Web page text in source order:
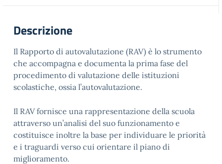
Descrizione
Il Rapporto di autovalutazione (RAV) è lo strumento
che accompagna e documenta la prima fase del
procedimento di valutazione delle istituzioni
scolastiche, ossia l’autovalutazione.
Il RAV fornisce una rappresentazione della scuola
attraverso un’analisi del suo funzionamento e
costituisce inoltre la base per individuare le priorità
e i traguardi verso cui orientare il piano di
miglioramento.